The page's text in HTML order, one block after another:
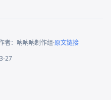
者：呐呐呐制作组·原文链接
27